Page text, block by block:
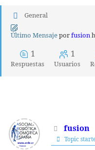
General
Último Mensajeporfusion
1
Respuestas
1
Usuarios
fusion
Topic